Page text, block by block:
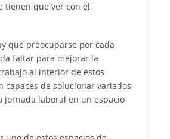
tienen que ver con el
que preocuparse por cada
faltar para mejorar la
al interior de estos
capaces de solucionar variados
jornada laboral en un espacio